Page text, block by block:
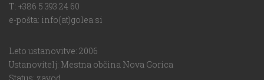
T: +386 5 393 24 60
e-pošta: info(at)golea.si
Leto ustanovitve: 2006
Ustanovitelj: Mestna občina Nova Gorica